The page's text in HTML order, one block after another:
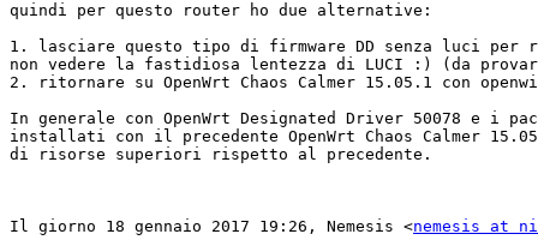
quindi per questo router ho due alternative:
1. lasciare questo tipo di firmware DD senza luci per
non vedere la fastidiosa lentezza di LUCI :) (da
2. ritornare su OpenWrt Chaos Calmer 15.05.1 con
In generale con OpenWrt Designated Driver 50078 e i
installati con il precedente OpenWrt Chaos Calmer
di risorse superiori rispetto al precedente.
Il giorno 18 gennaio 2017 19:26, Nemesis <nemesis at